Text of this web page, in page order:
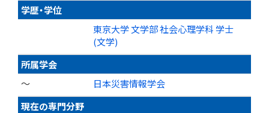
学歴・学位
東京大学 文学部 社会心理学科 学士
(文学)
所属学会
～
日本災害情報学会
現在の専門分野